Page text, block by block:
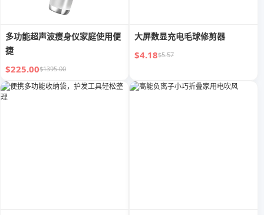
多功能超声波瘦身仪家庭使用便
捷
$225.00$1395.00
大屏数显充电毛球修剪器
$4.18$5.57